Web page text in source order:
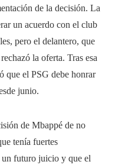
de la decisión. La
un acuerdo con el club
pero el delantero, que
la oferta. Tras esa
que el PSG debe honrar
junio.
de Mbappé de no
tenía fuertes
un futuro juicio y que el